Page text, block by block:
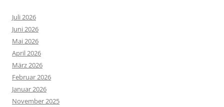
Juli 2026
Juni 2026
Mai 2026
April 2026
März 2026
Februar 2026
Januar 2026
November 2025